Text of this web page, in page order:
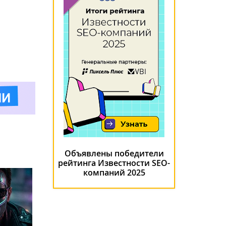
Объявлены победители
рейтинга Известности SEO-
компаний 2025